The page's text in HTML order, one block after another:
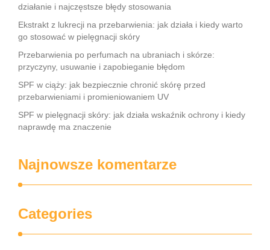
działanie i najczęstsze błędy stosowania
Ekstrakt z lukrecji na przebarwienia: jak działa i kiedy warto
go stosować w pielęgnacji skóry
Przebarwienia po perfumach na ubraniach i skórze:
przyczyny, usuwanie i zapobieganie błędom
SPF w ciąży: jak bezpiecznie chronić skórę przed
przebarwieniami i promieniowaniem UV
SPF w pielęgnacji skóry: jak działa wskaźnik ochrony i kiedy
naprawdę ma znaczenie
Najnowsze komentarze
Categories